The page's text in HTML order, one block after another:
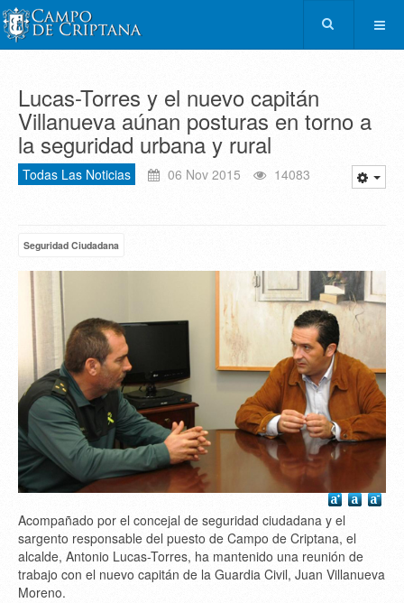
Lucas-Torres y el nuevo capitán
Villanueva aúnan posturas en torno a
la seguridad urbana y rural
Todas Las Noticias 06 Nov 2015 14083
Seguridad Ciudadana
Acompañado por el concejal de seguridad ciudadana y el
sargento responsable del puesto de Campo de Criptana, el
alcalde, Antonio Lucas-Torres, ha mantenido una reunión de
trabajo con el nuevo capitán de la Guardia Civil, Juan Villanueva
Moreno.